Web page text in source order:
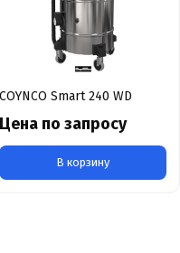
COYNCO Smart 240 WD
Цена по запросу
В корзину